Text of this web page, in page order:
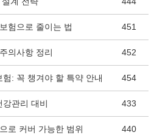
험으로 줄이는 법 451
의사항 정리 452
: 꼭 챙겨야 할 특약 안내 454
관리 대비 433
로 커버 가능한 범위 440